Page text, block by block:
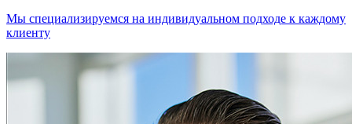
Мы специализируемся на индивидуальном подходе к каждому
клиенту